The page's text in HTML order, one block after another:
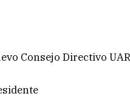
Consejo Directivo